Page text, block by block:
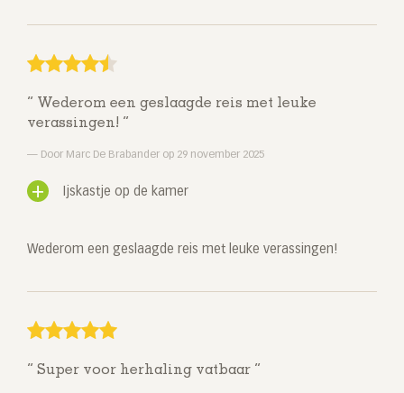
Wederom een geslaagde reis met leuke
verassingen!
Door Marc De Brabander op 29 november 2025
Ijskastje op de kamer
Wederom een geslaagde reis met leuke verassingen!
Super voor herhaling vatbaar